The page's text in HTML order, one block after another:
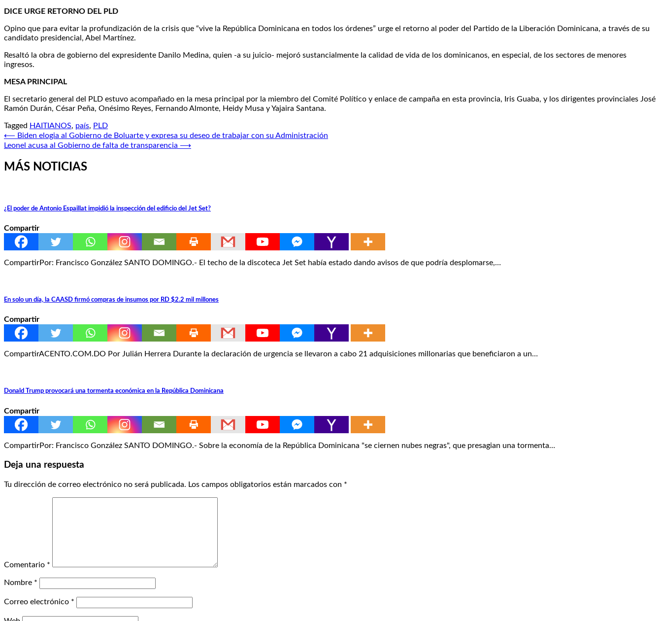
DICE URGE RETORNO DEL PLD
Opino que para evitar la profundización de la crisis que “vive la República Dominicana en todos los órdenes” urge el retorno al poder del Partido de la Liberación Dominicana, a través de su
candidato presidencial, Abel Martínez.
Resaltó la obra de gobierno del expresidente Danilo Medina, quien -a su juicio- mejoró sustancialmente la calidad de vida de los dominicanos, en especial, de los sectores de menores
ingresos.
MESA PRINCIPAL
El secretario general del PLD estuvo acompañado en la mesa principal por la miembro del Comité Político y enlace de campaña en esta provincia, Iris Guaba, y los dirigentes provinciales José
Ramón Durán, César Peña, Onésimo Reyes, Fernando Almonte, Heidy Musa y Yajaira Santana.
Tagged HAITIANOS, país, PLD
Navegación
de
entradas
⟵ Biden elogia al Gobierno de Boluarte y expresa su deseo de trabajar con su Administración
Leonel acusa al Gobierno de falta de transparencia ⟶
MÁS NOTICIAS
¿El poder de Antonio Espaillat impidió la inspección del edificio del Jet Set?
Compartir
CompartirPor: Francisco González SANTO DOMINGO.- El techo de la discoteca Jet Set había estado dando avisos de que podría desplomarse,…
En solo un día, la CAASD firmó compras de insumos por RD $2.2 mil millones
Compartir
CompartirACENTO.COM.DO Por Julián Herrera Durante la declaración de urgencia se llevaron a cabo 21 adquisiciones millonarias que beneficiaron a un…
Donald Trump provocará una tormenta económica en la República Dominicana
Compartir
CompartirPor: Francisco González SANTO DOMINGO.- Sobre la economía de la República Dominicana "se ciernen nubes negras", que presagian una tormenta…
Deja una respuesta
Tu dirección de correo electrónico no será publicada. Los campos obligatorios están marcados con *
Comentario *
Nombre *
Correo electrónico *